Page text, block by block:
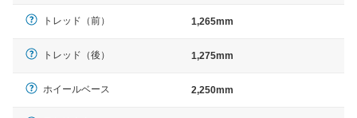
トレッド（前） 1,265mm
トレッド（後） 1,275mm
ホイールベース 2,250mm